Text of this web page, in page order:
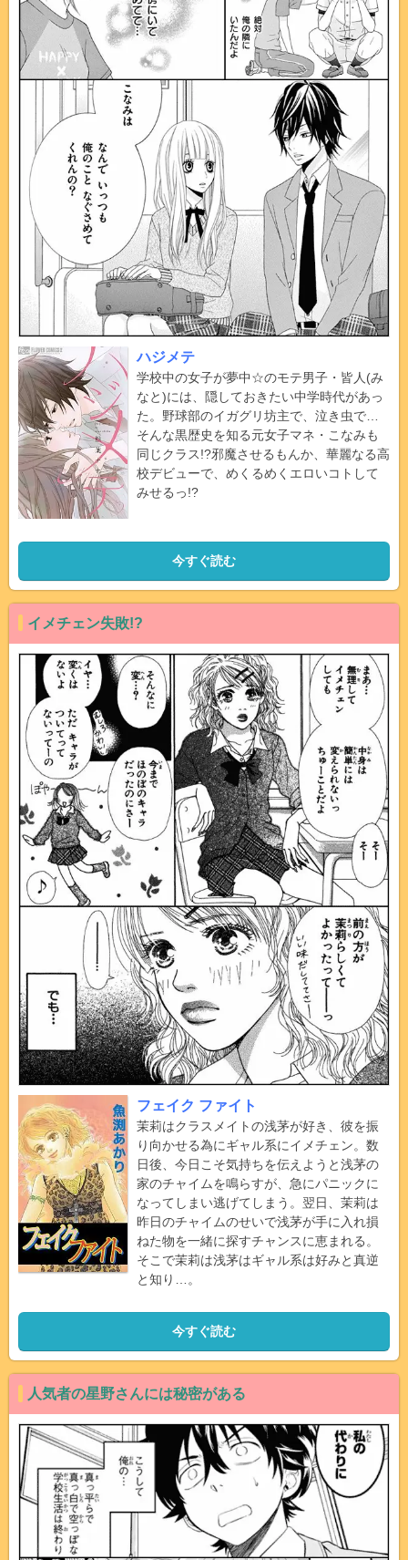
ハジメテ
学校中の女子が夢中☆のモテ男子・皆人(み
なと)には、隠しておきたい中学時代があっ
た。野球部のイガグリ坊主で、泣き虫で…
そんな黒歴史を知る元女子マネ・こなみも
同じクラス!?邪魔させるもんか、華麗なる高
校デビューで、めくるめくエロいコトして
みせるっ!?
今すぐ読む
イメチェン失敗!?
フェイク ファイト
茉莉はクラスメイトの浅茅が好き、彼を振
り向かせる為にギャル系にイメチェン。数
日後、今日こそ気持ちを伝えようと浅茅の
家のチャイムを鳴らすが、急にパニックに
なってしまい逃げてしまう。翌日、茉莉は
昨日のチャイムのせいで浅茅が手に入れ損
ねた物を一緒に探すチャンスに恵まれる。
そこで茉莉は浅茅はギャル系は好みと真逆
と知り…。
今すぐ読む
人気者の星野さんには秘密がある